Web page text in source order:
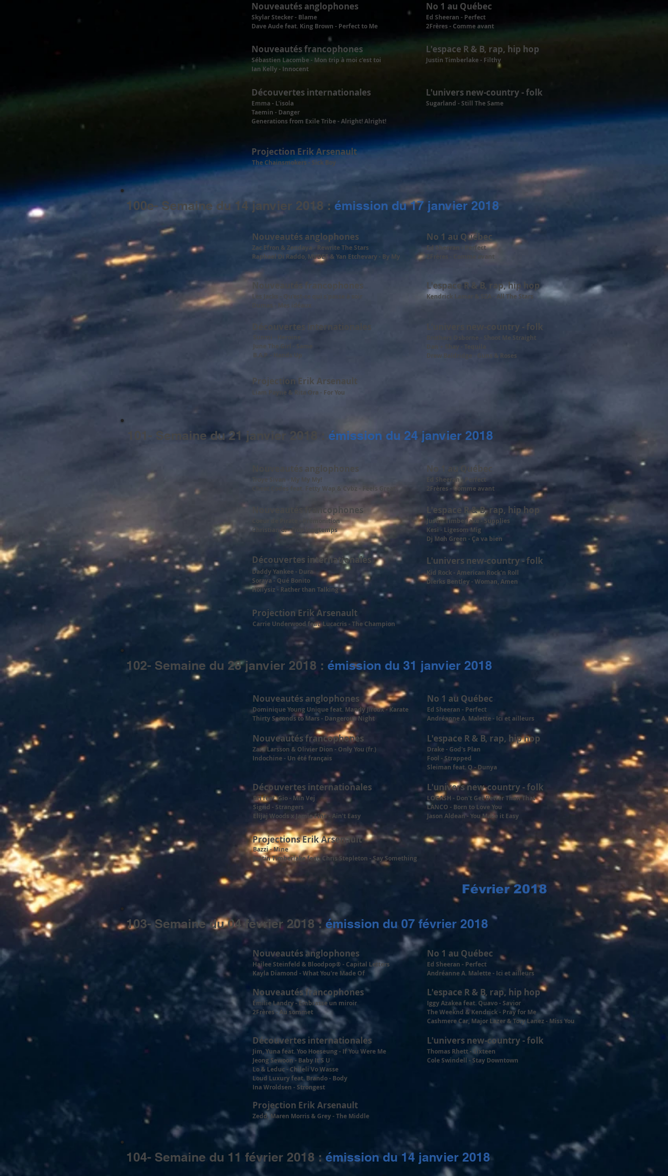
Nouveautés anglophones
Skylar Stecker - Blame
Dave Aude feat. King Brown - Perfect to Me
Nouveautés francophones
Sébastien Lacombe - Mon trip à moi c'est toi
Ian Kelly - Innocent
Découvertes internationales
Emma - L'isola
Taemin - Danger
Generations from Exile Tribe - Alright! Alright!
No 1 au Québec
Ed Sheeran - Perfect
2Frères - Comme avant
L'espace R & B, rap, hip hop
Justin Timberlake - Filthy
L'univers new-country - folk
Sugarland - Still The Same
Projection Erik Arsenault
The Chainsmokers - Sick Boy
100e- Semaine du 14 janvier 2018 : émission du 17 janvier 2018
Nouveautés anglophones
Zac Efron & Zendaya - Rewrite The Stars
Raphael Di Raddo, MVDEE & Yan Etchevary - By My
Nouveautés francophones
Les Jacks - Qu'est-ce qui s'passe à soir
Dumas - Mes idéaux
Découvertes internationales
Sunmi - Heroine
June The Girl - Same
B.A.P. - Hands Up
No 1 au Québec
Ed Sheeran - Perfect
2Frères - Comme avant
L'espace R & B, rap, hip hop
Kendrick Lamar & SZA - All The Stars
L'univers new-country - folk
Brothers Osborne - Shoot Me Straight
Dan + Shay - Tequila
Drew Baldridge - Guns & Roses
Projection Erik Arsenault
Liam Payne & Rita Ora - For You
101- Semaine du 21 janvier 2018 : émission du 24 janvier 2018
Nouveautés anglophones
Troye Sivan - My My My!
Cheat Codes feat. Fetty Wap & Cvbz - Feels Great
Nouveautés francophones
Coeur de Pirate - Prémonition
Christian C. - Trop longtemps
Découvertes internationales
Daddy Yankee - Dura
Soraya - Qué Bonito
Hollysiz - Rather than Talking
No 1 au Québec
Ed Sheeran - Perfect
2Frères - Comme avant
L'espace R & B, rap, hip hop
Justin Timberlake - Supplies
Kesi - Ligesom Mig
Dj Moh Green - Ça va bien
L'univers new-country - folk
Kid Rock - American Rock'n Roll
Dierks Bentley - Woman, Amen
Projection Erik Arsenault
Carrie Underwood feat. Lucacris - The Champion
102- Semaine du 28 janvier 2018 : émission du 31 janvier 2018
Nouveautés anglophones
Dominique Young Unique feat. Mandy Jiroux - Karate
Thirty Seconds to Mars - Dangerous Night
Nouveautés francophones
Zara Larsson & Olivier Dion - Only You (fr.)
Indochine - Un été français
Découvertes internationales
RH feat. Gio - Min Vej
Sigrid - Strangers
Elijaj Woods x Jamie Fine - Ain't Easy
Projections Erik Arsenault
Bazzi - Mine
Justin Timberlake feat. Chris Stepleton - Say Something
No 1 au Québec
Ed Sheeran - Perfect
Andréanne A. Malette - Ici et ailleurs
L'espace R & B, rap, hip hop
Drake - God's Plan
Fool - Strapped
Sleiman feat. Q - Dunya
L'univers new-country - folk
LOCASH - Don't Get Better Than That
LANCO - Born to Love You
Jason Aldean - You Make it Easy
Février 2018
103- Semaine du 04 février 2018 : émission du 07 février 2018
Nouveautés anglophones
Hailee Steinfeld & Bloodpop® - Capital Letters
Kayla Diamond - What You're Made Of
Nouveautés francophones
Émilie Landry - Embrasse un miroir
2Frères - Au sommet
Découvertes internationales
Jim, Yuna feat. Yoo Hoeseung - If You Were Me
Jeong Sewoon - Baby It'S U
Lo & Leduc - Chileli Vo Wasse
Loud Luxury feat. Brando - Body
Ina Wroldsen - Strongest
No 1 au Québec
Ed Sheeran - Perfect
Andréanne A. Malette - Ici et ailleurs
L'espace R & B, rap, hip hop
Iggy Azakea feat. Quavo - Savior
The Weeknd & Kendrick - Pray for Me
Cashmere Car, Major Lazer & Tory Lanez - Miss You
L'univers new-country - folk
Thomas Rhett - Sixteen
Cole Swindell - Stay Downtown
Projection Erik Arsenault
Zedd, Maren Morris & Grey - The Middle
104- Semaine du 11 février 2018 : émission du 14 janvier 2018